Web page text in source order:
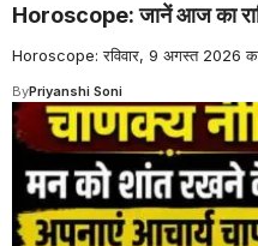
Horoscope: जानें आज का
Horoscope: रविवार, 9 अगस्त 2026 का
ByPriyanshi Soni